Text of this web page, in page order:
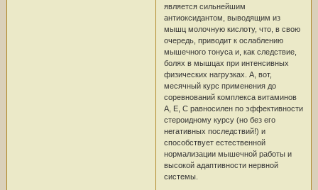
является сильнейшим
антиоксидантом, выводящим из
мышц молочную кислоту, что, в свою
очередь, приводит к ослаблению
мышечного тонуса и, как следствие,
болях в мышцах при интенсивных
физических нагрузках. А, вот,
месячный курс применения до
соревнований комплекса витаминов
А, Е, С равносилен по эффективности
стероидному курсу (но без его
негативных последствий!) и
способствует естественной
нормализации мышечной работы и
высокой адаптивности нервной
системы.